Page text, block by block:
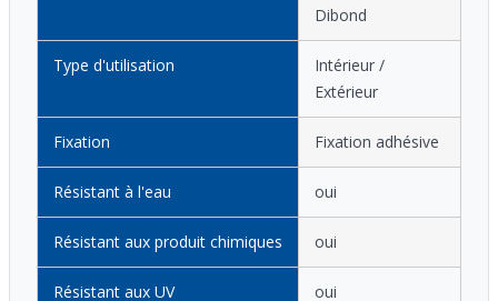
Dibond
Type d'utilisation
Intérieur /
Extérieur
Fixation Fixation adhésive
Résistant à l'eau oui
Résistant aux produit chimiques oui
Résistant aux UV oui